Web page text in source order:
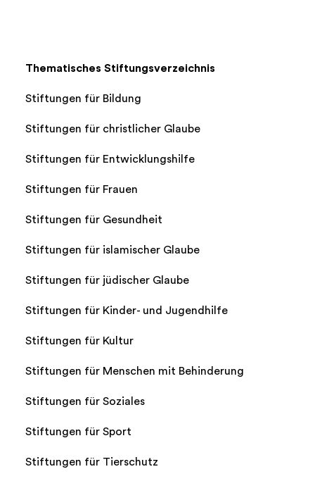
Thematisches Stiftungsverzeichnis
Stiftungen für Bildung
Stiftungen für christlicher Glaube
Stiftungen für Entwicklungshilfe
Stiftungen für Frauen
Stiftungen für Gesundheit
Stiftungen für islamischer Glaube
Stiftungen für jüdischer Glaube
Stiftungen für Kinder- und Jugendhilfe
Stiftungen für Kultur
Stiftungen für Menschen mit Behinderung
Stiftungen für Soziales
Stiftungen für Sport
Stiftungen für Tierschutz